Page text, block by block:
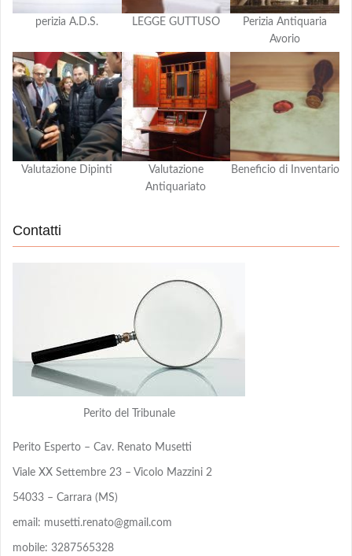
perizia A.D.S. LEGGE GUTTUSO
Perizia Antiquaria
Avorio
Valutazione Dipinti
Valutazione
Antiquariato
Beneficio di Inventario
Contatti
Perito del Tribunale
Perito Esperto – Cav. Renato Musetti
Viale XX Settembre 23 – Vicolo Mazzini 2
54033 – Carrara (MS)
email: musetti.renato@gmail.com
mobile: 3287565328